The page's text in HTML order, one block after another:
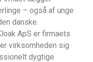
– også af unge
danske.
ApS er firmaets
virksomheden sig
dygtige